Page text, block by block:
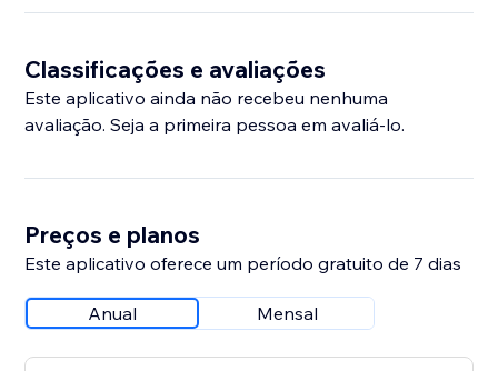
Classificações e avaliações
Este aplicativo ainda não recebeu nenhuma
avaliação. Seja a primeira pessoa em avaliá-lo.
Preços e planos
Este aplicativo oferece um período gratuito de 7 dias
Anual Mensal